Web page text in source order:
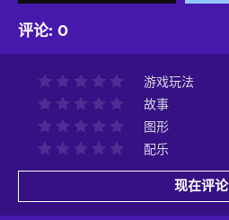
评论: 0
游戏玩法
故事
图形
配乐
现在评论